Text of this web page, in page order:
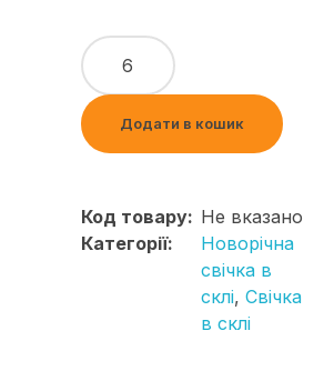
Додати в кошик
Код товару: Не вказано
Категорії:
Новорічна
свічка в
склі, Свічка
в склі